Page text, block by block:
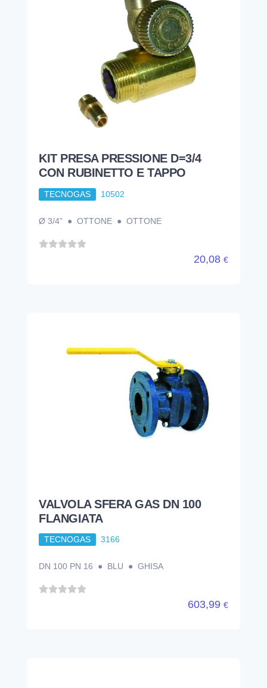
KIT PRESA PRESSIONE D=3/4
CON RUBINETTO E TAPPO
TECNOGAS 10502
Ø 3/4” ● OTTONE ● OTTONE
20,08 €
VALVOLA SFERA GAS DN 100
FLANGIATA
TECNOGAS 3166
DN 100 PN 16 ● BLU ● GHISA
603,99 €